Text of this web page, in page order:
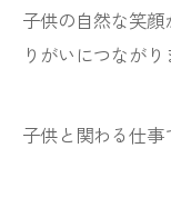
子供の自然な笑
りがいにつながり
子供と関わる仕